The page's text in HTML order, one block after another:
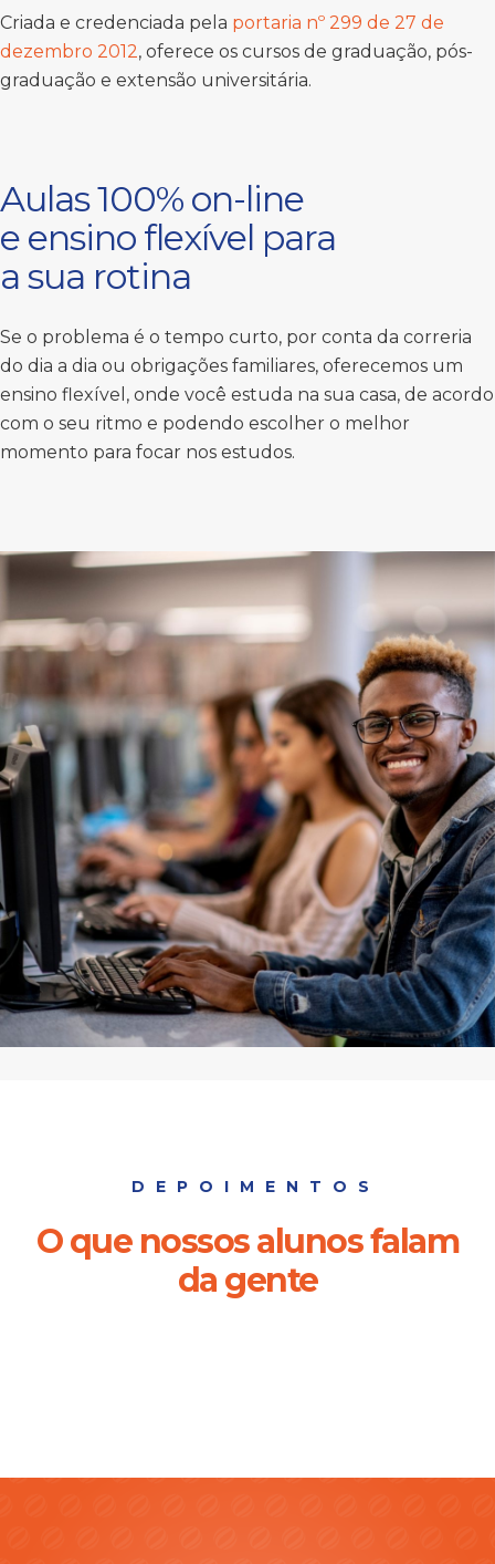
Criada e credenciada pela portaria nº 299 de 27 de
dezembro 2012, oferece os cursos de graduação, pós-
graduação e extensão universitária.
Aulas 100% on-line
e ensino flexível para
a sua rotina
Se o problema é o tempo curto, por conta da correria
do dia a dia ou obrigações familiares, oferecemos um
ensino flexível, onde você estuda na sua casa, de acordo
com o seu ritmo e podendo escolher o melhor
momento para focar nos estudos.
DEPOIMENTOS
O que nossos alunos falam
da gente